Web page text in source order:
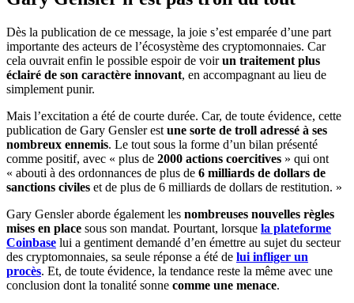
Dès la publication de ce message, la joie s’est emparée d’une part
importante des acteurs de l’écosystème des cryptomonnaies. Car
cela ouvrait enfin le possible espoir de voirun traitement plus
éclairé de son caractère innovant, en accompagnant au lieu de
simplement punir.
Mais l’excitation a été de courte durée. Car, de toute évidence, cette
publication de Gary Gensler est une sorte de troll adressé à ses
nombreux ennemis. Le tout sous la forme d’un bilan présenté
comme positif, avec « plus de 2000 actions coercitives » qui ont
« abouti à des ordonnances de plus de 6 milliards de dollars de
sanctions civiles et de plus de 6 milliards de dollars de restitution. »
Gary Gensler aborde également les nombreuses nouvelles règles
mises en place sous son mandat. Pourtant, lorsque la plateforme
Coinbase lui a gentiment demandé d’en émettre au sujet du secteur
des cryptomonnaies, sa seule réponse a été de lui infliger un
procès. Et, de toute évidence, la tendance reste la même avec une
conclusion dont la tonalité sonne comme une menace.